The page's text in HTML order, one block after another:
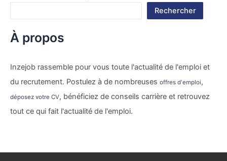
Rechercher
À propos
Inzejob rassemble pour vous toute l'actualité de l'emploi et
du recrutement. Postulez à de nombreuses offres d'emploi,
déposez votre CV, bénéficiez de conseils carrière et retrouvez
tout ce qui fait l'actualité de l'emploi.